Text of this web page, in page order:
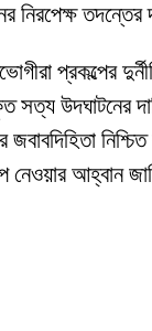
নিরপেক্ষ তদন্তের
প্রকল্পের
সত্য উদঘাটনের
আহ্বান